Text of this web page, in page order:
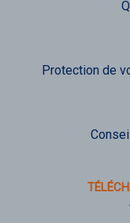
Protection de